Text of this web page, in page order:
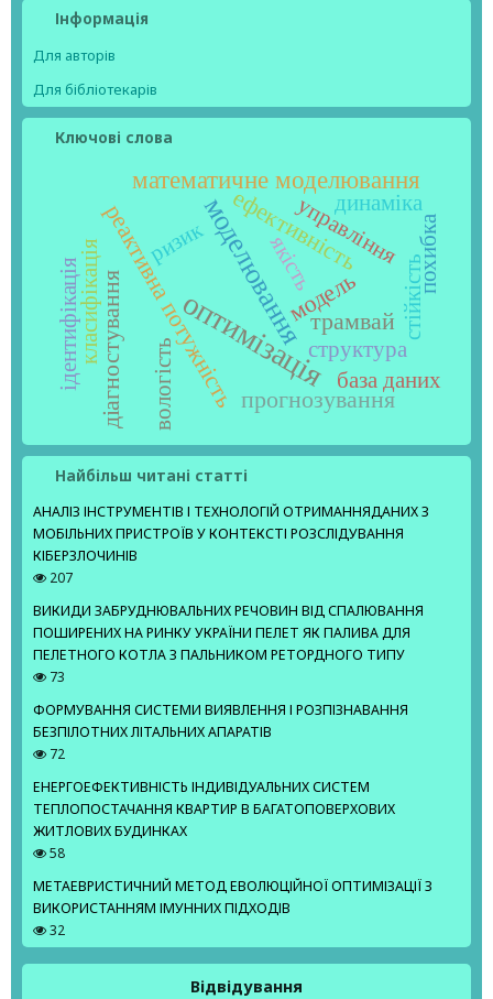
Інформація
Для авторів
Для бібліотекарів
Ключові слова
оптимізація
моделювання
математичне моделювання
реактивна потужністьефективність
модель
прогнозування
діагностування трамвай
вологість
ризик управління
структура
стійкість
якість
класифікація
база даних
ідентифікація
динаміка
похибка
Найбільш читані статті
АНАЛІЗ ІНСТРУМЕНТІВ І ТЕХНОЛОГІЙ ОТРИМАННЯДАНИХ З
МОБІЛЬНИХ ПРИСТРОЇВ У КОНТЕКСТІ РОЗСЛІДУВАННЯ
КІБЕРЗЛОЧИНІВ
207
ВИКИДИ ЗАБРУДНЮВАЛЬНИХ РЕЧОВИН ВІД СПАЛЮВАННЯ
ПОШИРЕНИХ НА РИНКУ УКРАЇНИ ПЕЛЕТ ЯК ПАЛИВА ДЛЯ
ПЕЛЕТНОГО КОТЛА З ПАЛЬНИКОМ РЕТОРДНОГО ТИПУ
73
ФОРМУВАННЯ СИСТЕМИ ВИЯВЛЕННЯ І РОЗПІЗНАВАННЯ
БЕЗПІЛОТНИХ ЛІТАЛЬНИХ АПАРАТІВ
72
ЕНЕРГОЕФЕКТИВНІСТЬ ІНДИВІДУАЛЬНИХ СИСТЕМ
ТЕПЛОПОСТАЧАННЯ КВАРТИР В БАГАТОПОВЕРХОВИХ
ЖИТЛОВИХ БУДИНКАХ
58
МЕТАЕВРИСТИЧНИЙ МЕТОД ЕВОЛЮЦІЙНОЇ ОПТИМІЗАЦІЇ З
ВИКОРИСТАННЯМ ІМУННИХ ПІДХОДІВ
32
Відвідування